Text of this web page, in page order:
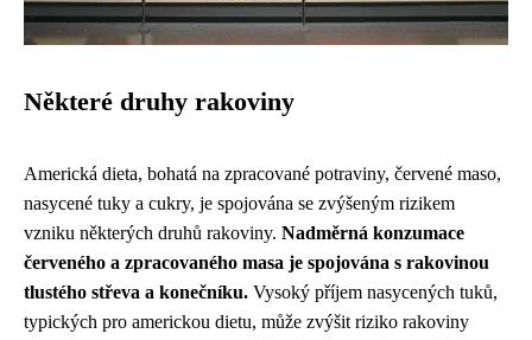
Některé druhy rakoviny
Americká dieta, bohatá na zpracované potraviny, červené maso,
nasycené tuky a cukry, je spojována se zvýšeným rizikem
vzniku některých druhů rakoviny. Nadměrná konzumace
červeného a zpracovaného masa je spojována s rakovinou
tlustého střeva a konečníku. Vysoký příjem nasycených tuků,
typických pro americkou dietu, může zvýšit riziko rakoviny